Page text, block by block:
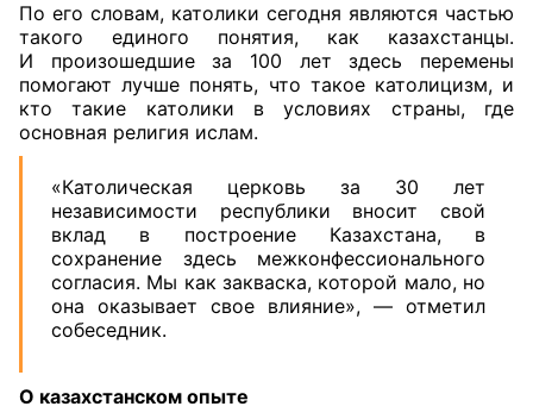
По его словам, католики сегодня являются частью
такого единого понятия, как казахстанцы.
И произошедшие за 100 лет здесь перемены
помогают лучше понять, что такое католицизм, и
кто такие католики в условиях страны, где
основная религия ислам.
«Католическая церковь за 30 лет
независимости республики вносит свой
вклад в построение Казахстана, в
сохранение здесь межконфессионального
согласия. Мы как закваска, которой мало, но
она оказывает свое влияние», — отметил
собеседник.
О казахстанском опыте